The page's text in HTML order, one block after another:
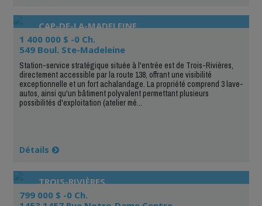
CAP-DE-LA-MADELEINE
1 400 000 $ -0 Ch.
549 Boul. Ste-Madeleine
Station-service stratégique située à l'entrée est de Trois-Rivières,
directement accessible par la route 138, offrant une visibilité
exceptionnelle et un fort achalandage. La propriété comprend 3 lave-
autos, ainsi qu'un bâtiment polyvalent permettant plusieurs
possibilités d'exploitation (atelier mé...
Détails
TROIS-RIVIÈRES
799 000 $ -0 Ch.